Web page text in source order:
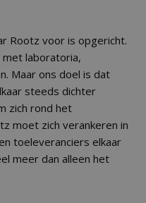
Rootz voor is opgericht.
met laboratoria,
Maar ons doel is dat
steeds dichter
zich rond het
moet zich verankeren in
toeleveranciers elkaar
meer dan alleen het